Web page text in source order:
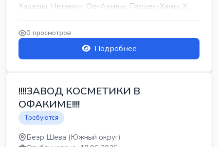
Хадеры, Нетании, Ор-Акивы, Пардес-Ханы, Х...
0 просмотров
Подробнее
!!!!ЗАВОД КОСМЕТИКИ В
ОФАКИМЕ!!!!
Требуются
Беэр Шева (Южный округ)